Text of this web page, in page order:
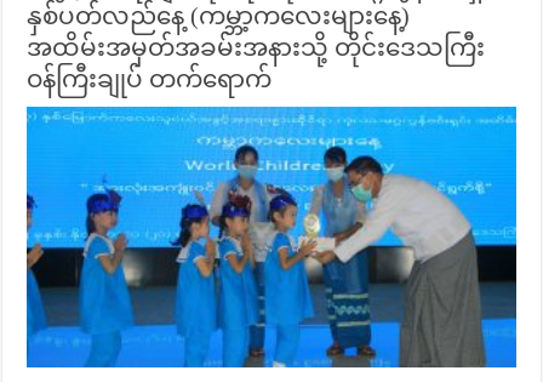
နှစ်ပတ်လည်နေ့ (ကမ္ဘာ့ကလေးများနေ့)
အထိမ်းအမှတ်အခမ်းအနားသို့ တိုင်းဒေသကြီး
ဝန်ကြီးချုပ် တက်ရောက်